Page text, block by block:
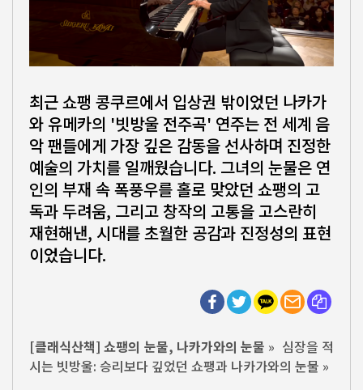
최근 쇼팽 콩쿠르에서 입상권 밖이었던 나카가
와 유메카의 '빗방울 전주곡' 연주는 전 세계 음
악 팬들에게 가장 깊은 감동을 선사하며 진정한
예술의 가치를 일깨웠습니다. 그녀의 눈물은 연
인의 부재 속 폭풍우를 홀로 맞았던 쇼팽의 고
독과 두려움, 그리고 창작의 고통을 고스란히
재현해낸, 시대를 초월한 공감과 진정성의 표현
이었습니다.
[클래식산책] 쇼팽의 눈물, 나카가와의 눈물 » 심장을 적
시는 빗방울: 승리보다 깊었던 쇼팽과 나카가와의 눈물 »